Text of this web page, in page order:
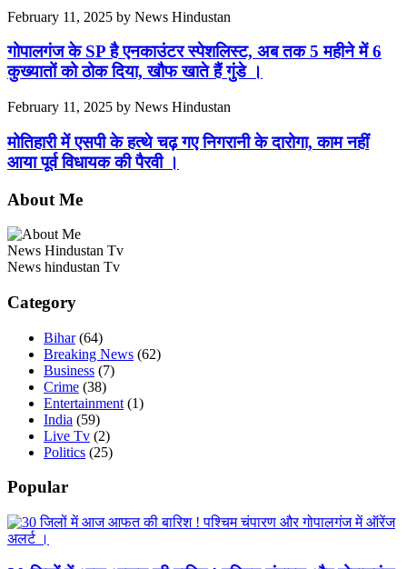
February 11, 2025 by News Hindustan
गोपालगंज के SP है एनकाउंटर स्पेशलिस्ट, अब तक 5 महीने में 6
कुख्यातों को ठोक दिया, खौफ खाते हैं गुंडे ।
February 11, 2025 by News Hindustan
मोतिहारी में एसपी के हत्थे चढ़ गए निगरानी के दारोगा, काम नहीं
आया पूर्व विधायक की पैरवी ।
About Me
News Hindustan Tv
News hindustan Tv
Category
Bihar(64)
Breaking News (62)
Business (7)
Crime (38)
Entertainment (1)
India (59)
Live Tv (2)
Politics (25)
Popular